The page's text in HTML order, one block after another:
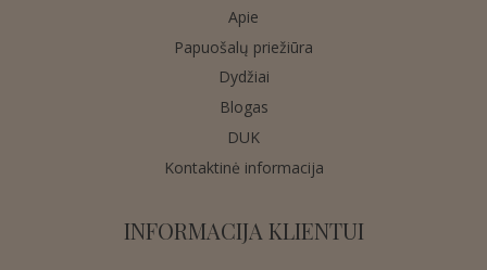
Apie
Papuošalų priežiūra
Dydžiai
Blogas
DUK
Kontaktinė informacija
INFORMACIJA KLIENTUI